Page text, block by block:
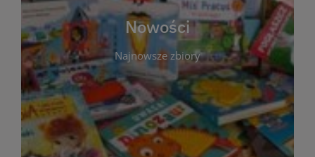
Nowości
Najnowsze zbiory
aby Czytelnicy mogli na bieżąco odkrywać świeże
tytuły i najciekawsze premiery wydawnicze. Każda
pozycja opatrzona jest krótkim opisem i
informacją o dostępności w katalogu. Zachęcamy
do częstych odwiedzin – nowości pojawiają się
niemal każdego tygodnia! Dzięki tej zakładce
zawsze będziesz wiedzieć, co warto przeczytać
jako pierwsze.